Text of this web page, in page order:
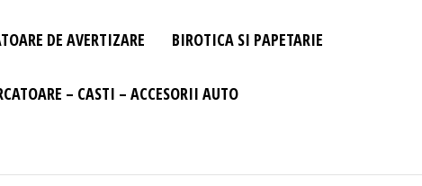
DE AVERTIZARE BIROTICA SI PAPETARIE
– CASTI – ACCESORII AUTO